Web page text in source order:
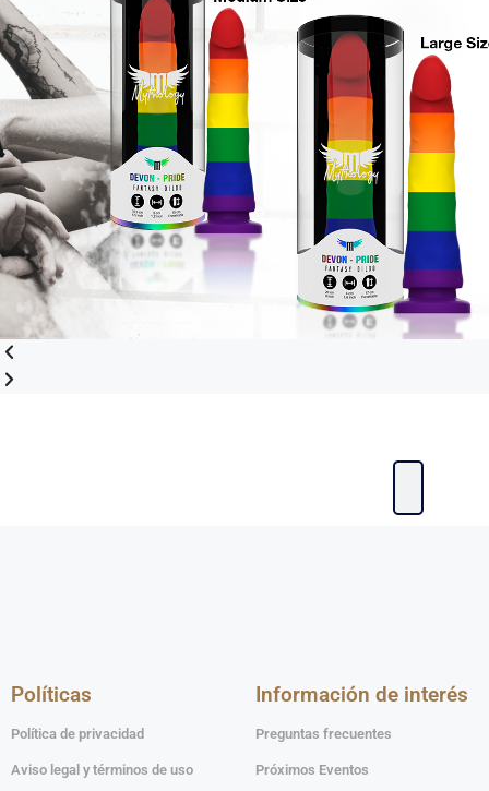
Políticas
Política de privacidad
Aviso legal y términos de uso
Información de interés
Preguntas frecuentes
Próximos Eventos